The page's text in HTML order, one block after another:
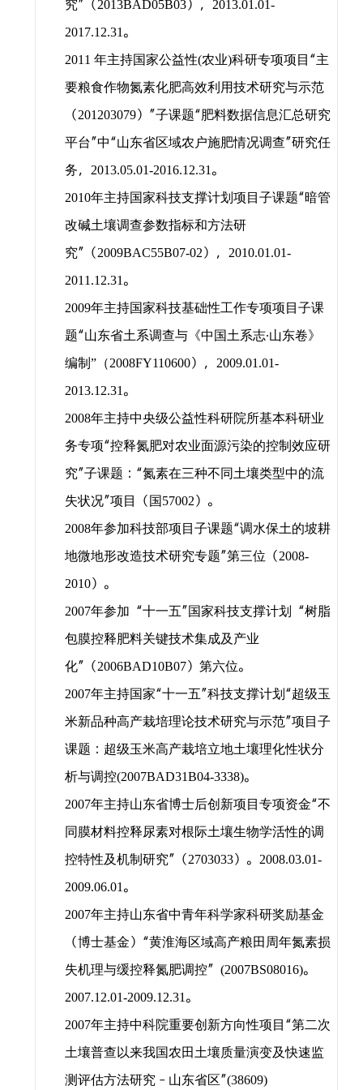
究”（2013BAD05B03），
2013.01.01-
2017.12.31。
2011 年主持国家公益性(农业)科研专项项目“主
要粮食作物氮素化肥高效利用技术研究与示范
（201203079）”子课题“肥料数据信息汇总研究
平台”中“山东省区域农户施肥情况调查”研究任
务，
2013.05.01-2016.12.31。
2010年主持国家科技支撑计划项目子课题“暗管
改碱土壤调查参数指标和方法研
究”（2009BAC55B07-02），
2010.01.01-
2011.12.31。
2009年主持国家科技基础性工作专项项目子课
题“山东省土系调查与《中国土系志∙山东卷》
编制”（2008FY110600），
2009.01.01-
2013.12.31。
2008年主持中央级公益性科研院所基本科研业
务专项“控释氮肥对农业面源污染的控制效应研
究”子课题：“氮素在三种不同土壤类型中的流
失状况”项目（国57002）。
2008年参加科技部项目子课题“调水保土的坡耕
地微地形改造技术研究专题”第三位（2008-
2010）。
2007年参加 “十一五”国家科技支撑计划 “树脂
包膜控释肥料关键技术集成及产业
化”（2006BAD10B07）第六位。
2007年主持国家“十一五”科技支撑计划“超级玉
米新品种高产栽培理论技术研究与示范”项目子
课题：超级玉米高产栽培立地土壤理化性状分
析与调控(2007BAD31B04-3338)。
2007年主持山东省博士后创新项目专项资金“不
同膜材料控释尿素对根际土壤生物学活性的调
控特性及机制研究”（2703033）。 2008.03.01-
2009.06.01。
2007年主持山东省中青年科学家科研奖励基金
（博士基金）“黄淮海区域高产粮田周年氮素损
失机理与缓控释氮肥调控” (2007BS08016)。
2007.12.01-2009.12.31。
2007年主持中科院重要创新方向性项目“第二次
土壤普查以来我国农田土壤质量演变及快速监
测评估方法研究－山东省区”(38609)